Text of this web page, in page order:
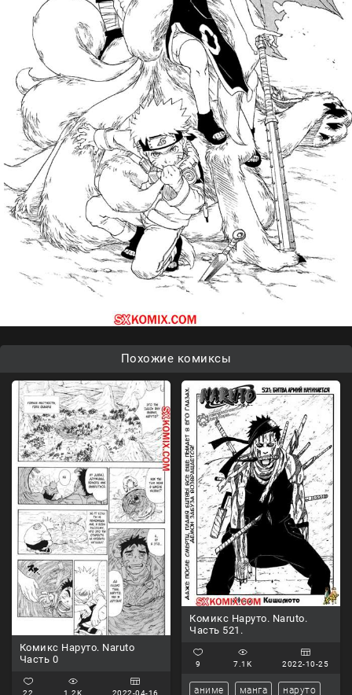
Похожие комиксы
Комикс Наруто. Naruto
Часть 0
22 1.2K 2022-04-16
Комикс Наруто. Naruto.
Часть 521.
9 7.1K 2022-10-25
аниме манга наруто